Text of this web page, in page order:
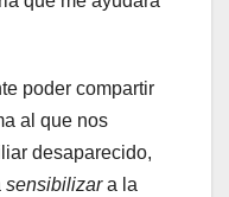
poder compartir
al que nos
desaparecido,
sensibilizara la